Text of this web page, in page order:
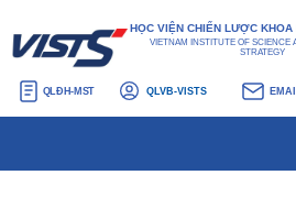
tới
nội
dung
HỌC VIỆN CHIẾN LƯỢC KHOA
VIETNAM INSTITUTE OF SCIENCE
STRATEGY
QLĐH-MST QLVB-VISTS
hướng
bài
viết